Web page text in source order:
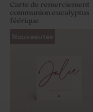
Bougie communion striée
verte
Carte de remerciement
communion eucalyptus
féérique
Nouveautés